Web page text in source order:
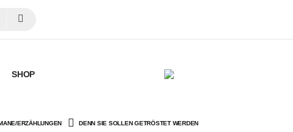
SHOP
ERZÄHLUNGEN DENN SIE SOLLEN GETRÖSTET WERDEN